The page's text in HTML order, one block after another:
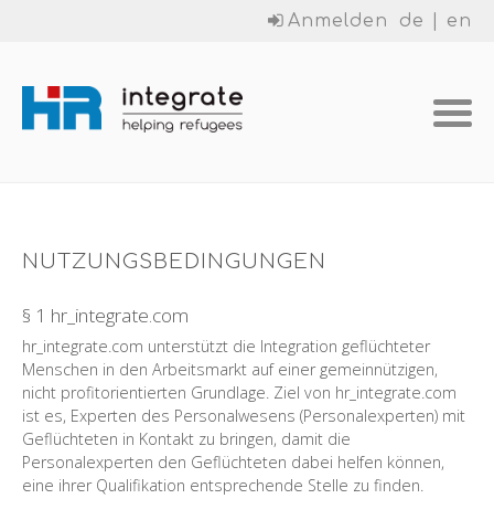
Anmelden de en
NUTZUNGSBEDINGUNGEN
§ 1 hr_integrate.com
hr_integrate.com unterstützt die Integration geflüchteter
Menschen in den Arbeitsmarkt auf einer gemeinnützigen,
nicht profitorientierten Grundlage. Ziel von hr_integrate.com
ist es, Experten des Personalwesens (Personalexperten) mit
Geflüchteten in Kontakt zu bringen, damit die
Personalexperten den Geflüchteten dabei helfen können,
eine ihrer Qualifikation entsprechende Stelle zu finden.